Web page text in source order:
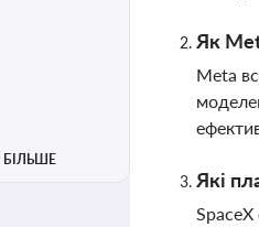
БІЛЬШЕ
Як
Meta
Які